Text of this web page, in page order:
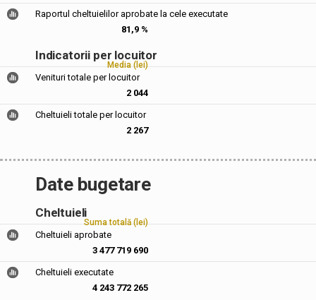
Raportul cheltuielilor aprobate la cele executate
81,9 %
Indicatorii per locuitor
Media (lei)
Venituri totale per locuitor
2 044
Cheltuieli totale per locuitor
2 267
Date bugetare
Cheltuieli
Suma totală (lei)
Cheltuieli aprobate
3 477 719 690
Cheltuieli executate
4 243 772 265